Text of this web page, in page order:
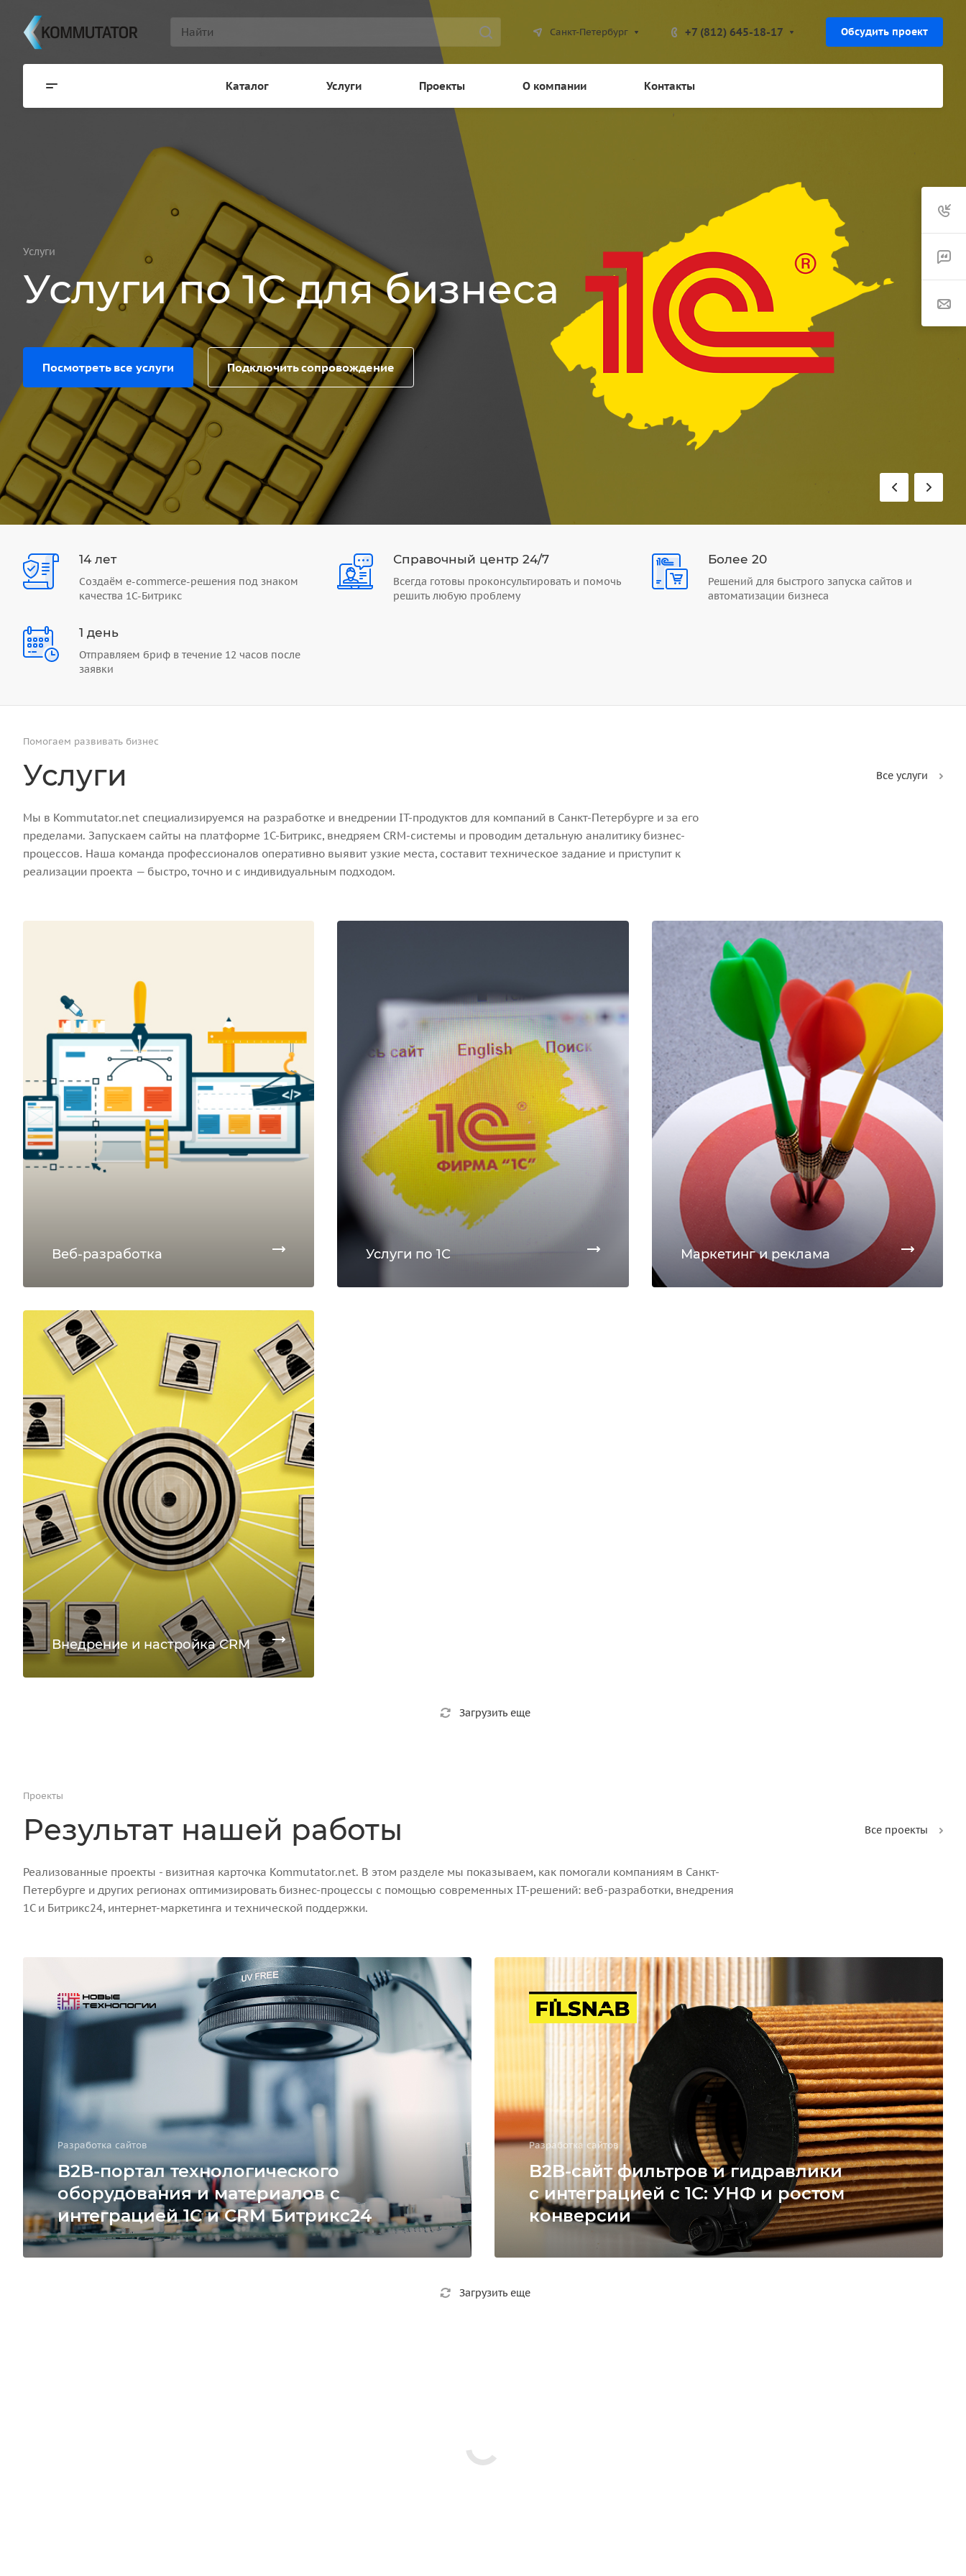
Санкт-Петербург +7 (812) 645-18-17 Обсудить проект
Каталог Услуги Проекты О компании Контакты
Услуги
Услуги по 1С для бизнеса
Посмотреть все услуги Подключить сопровождение
14 лет
Создаём e-commerce-решения под знаком
качества 1С-Битрикс
Справочный центр 24/7
Всегда готовы проконсультировать и помочь
решить любую проблему
Более 20
Решений для быстрого запуска сайтов и
автоматизации бизнеса
1 день
Отправляем бриф в течение 12 часов после
заявки
Помогаем развивать бизнес
Услуги Все услуги
Мы в Kommutator.net специализируемся на разработке и внедрении IT-продуктов для компаний в Санкт-Петербурге и за его
пределами. Запускаем сайты на платформе 1С-Битрикс, внедряем CRM-системы и проводим детальную аналитику бизнес-
процессов. Наша команда профессионалов оперативно выявит узкие места, составит техническое задание и приступит к
реализации проекта — быстро, точно и с индивидуальным подходом.
Веб-разработка Услуги по 1С Маркетинг и реклама
Внедрение и настройка CRM
Загрузить еще
Проекты
Результат нашей работы Все проекты
Реализованные проекты - визитная карточка Kommutator.net. В этом разделе мы показываем, как помогали компаниям в Санкт-
Петербурге и других регионах оптимизировать бизнес-процессы с помощью современных IT-решений: веб-разработки, внедрения
1С и Битрикс24, интернет-маркетинга и технической поддержки.
Разработка сайтов
B2B-портал технологического
оборудования и материалов с
интеграцией 1С и CRM Битрикс24
Разработка сайтов
B2B-сайт фильтров и гидравлики
с интеграцией с 1С: УНФ и ростом
конверсии
Загрузить еще